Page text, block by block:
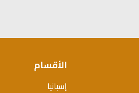
الأقسام
إسبانيا